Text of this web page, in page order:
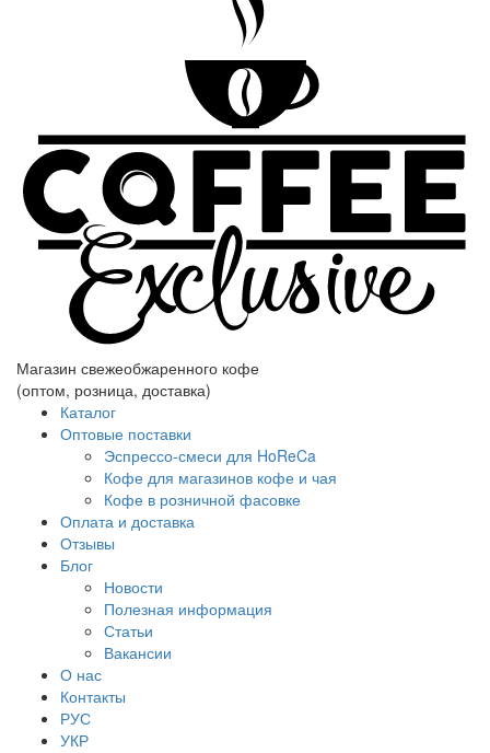
Магазин свежеобжаренного кофе
(оптом, розница, доставка)
Каталог
Оптовые поставки
Эспрессо-смеси для HoReCa
Кофе для магазинов кофе и чая
Кофе в розничной фасовке
Оплата и доставка
Отзывы
Блог
Новости
Полезная информация
Статьи
Вакансии
О нас
Контакты
РУС
УКР